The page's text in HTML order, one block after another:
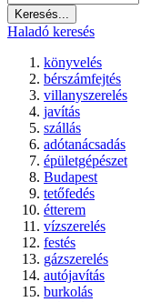
Haladó keresés
könyvelés
bérszámfejtés
villanyszerelés
javítás
szállás
adótanácsadás
épületgépészet
Budapest
tetőfedés
étterem
vízszerelés
festés
gázszerelés
autójavítás
burkolás